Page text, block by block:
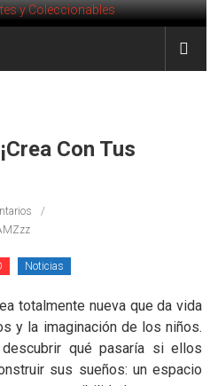
Con Tus
Noticias
totalmente nueva que da vida
y la imaginación de los niños.
qué pasaría si ellos
sus sueños: un espacio